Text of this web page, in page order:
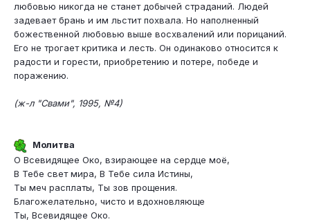
любовью никогда не станет добычей страданий. Людей
задевает брань и им льстит похвала. Но наполненный
божественной любовью выше восхвалений или порицаний.
Его не трогает критика и лесть. Он одинаково относится к
радости и горести, приобретению и потере, победе и
поражению.
(ж-л "Свами", 1995, №4)
Молитва
О Всевидящее Око, взирающее на сердце моё,
В Тебе свет мира, В Тебе сила Истины,
Ты меч расплаты, Ты зов прощения.
Благожелательно, чисто и вдохновляюще
Ты, Всевидящее Око.